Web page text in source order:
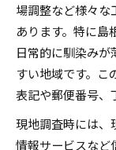
場調整など様々
あります。特に島
日常的に馴染み
すい地域です。こ
表記や郵便番号、
現地調査時には、
情報サービスなど